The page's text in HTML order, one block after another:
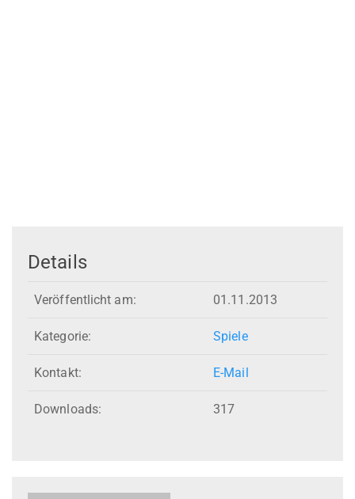
Details
Veröffentlicht am: 01.11.2013
Kategorie: Spiele
Kontakt: E-Mail
Downloads: 317